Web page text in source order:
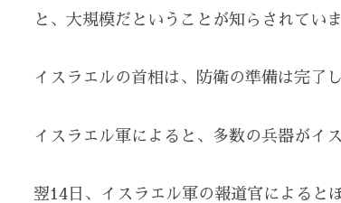
と、大規模だということが知らされていま
イスラエルの首相は、防衛の準備は完了
イスラエル軍によると、多数の兵器がイ
翌14日、イスラエル軍の報道官によると